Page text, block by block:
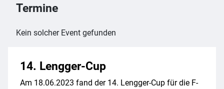
Termine
Kein solcher Event gefunden
14. Lengger-Cup
Am 18.06.2023 fand der 14. Lengger-Cup für die F-